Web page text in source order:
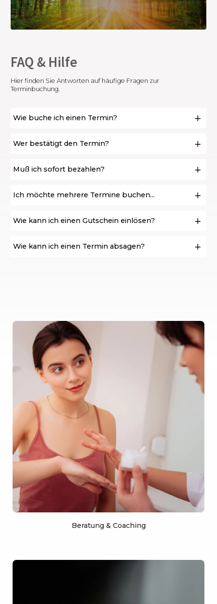
FAQ & Hilfe
Hier finden Sie Antworten auf häufige Fragen zur
Terminbuchung.
Wie buche ich einen Termin?
Wer bestätigt den Termin?
Muß ich sofort bezahlen?
Ich möchte mehrere Termine buchen...
Wie kann ich einen Gutschein einlösen?
Wie kann ich einen Termin absagen?
Beratung & Coaching